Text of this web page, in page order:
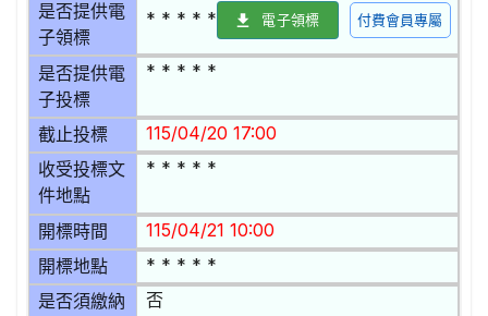
是否提供電
子領標
* * * * * 電子領標 付費會員專屬
是否提供電
子投標
* * * * *
截止投標 115/04/20 17:00
收受投標文
件地點
* * * * *
開標時間 115/04/21 10:00
開標地點 * * * * *
是否須繳納
否